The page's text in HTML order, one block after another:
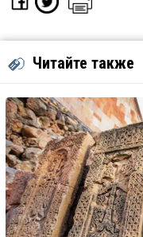
Читайте также